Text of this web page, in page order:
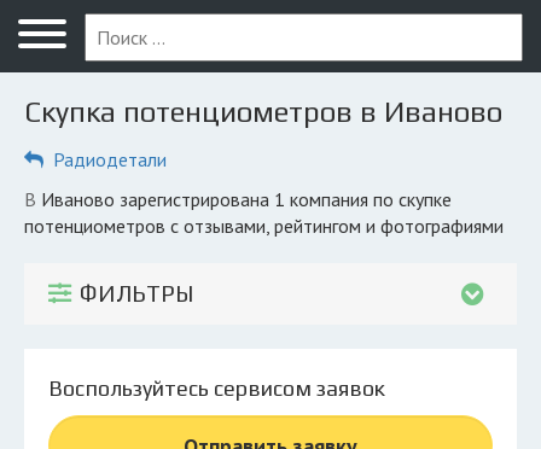
Меню
Главная
Вопрос юристу
Иваново
Экоблог
Личный кабинет
Скупка потенциометров в Иваново
Радиодетали
в Иваново зарегистрирована 1 компания по скупке
потенциометров с отзывами, рейтингом и фотографиями
ФИЛЬТРЫ
Воспользуйтесь сервисом заявок